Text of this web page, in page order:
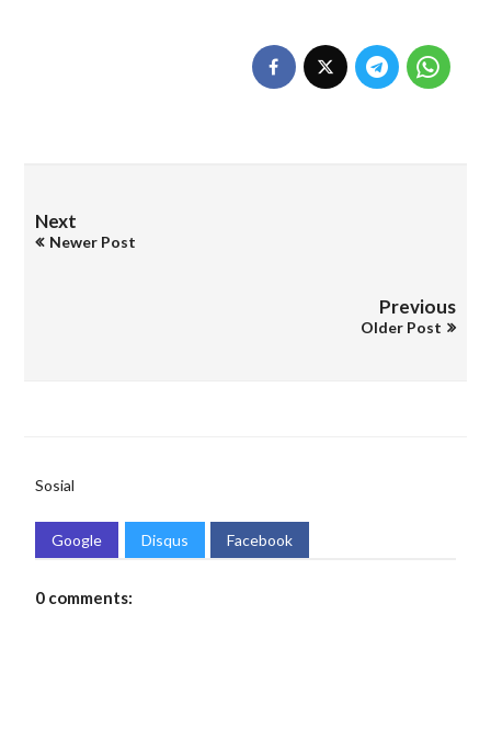
Next
Newer Post
Previous
Older Post
Sosial
Google Disqus Facebook
0 comments: